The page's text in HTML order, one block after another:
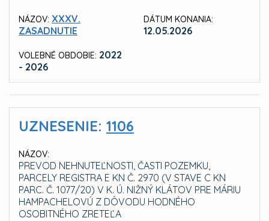
NÁZOV: XXXV.
ZASADNUTIE
VOLEBNÉ OBDOBIE: 2022
- 2026
DÁTUM KONANIA:
12.05.2026
UZNESENIE: 1106
NÁZOV:
PREVOD NEHNUTEĽNOSTI, ČASTI POZEMKU,
PARCELY REGISTRA E KN Č. 2970 (V STAVE C KN
PARC. Č. 1077/20) V K. Ú. NIŽNÝ KLÁTOV PRE MÁRIU
HAMPACHELOVÚ Z DÔVODU HODNÉHO
OSOBITNÉHO ZRETEĽA